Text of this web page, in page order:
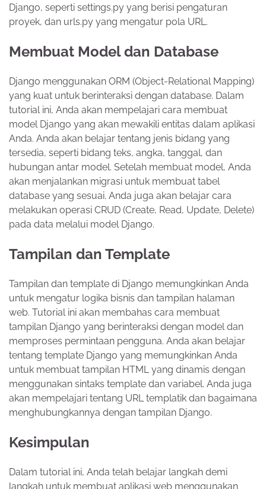
Django, seperti settings.py yang berisi pengaturan
proyek, dan urls.py yang mengatur pola URL.
Membuat Model dan Database
Django menggunakan ORM (Object-Relational Mapping)
yang kuat untuk berinteraksi dengan database. Dalam
tutorial ini, Anda akan mempelajari cara membuat
model Django yang akan mewakili entitas dalam aplikasi
Anda. Anda akan belajar tentang jenis bidang yang
tersedia, seperti bidang teks, angka, tanggal, dan
hubungan antar model. Setelah membuat model, Anda
akan menjalankan migrasi untuk membuat tabel
database yang sesuai. Anda juga akan belajar cara
melakukan operasi CRUD (Create, Read, Update, Delete)
pada data melalui model Django.
Tampilan dan Template
Tampilan dan template di Django memungkinkan Anda
untuk mengatur logika bisnis dan tampilan halaman
web. Tutorial ini akan membahas cara membuat
tampilan Django yang berinteraksi dengan model dan
memproses permintaan pengguna. Anda akan belajar
tentang template Django yang memungkinkan Anda
untuk membuat tampilan HTML yang dinamis dengan
menggunakan sintaks template dan variabel. Anda juga
akan mempelajari tentang URL templatik dan bagaimana
menghubungkannya dengan tampilan Django.
Kesimpulan
Dalam tutorial ini, Anda telah belajar langkah demi
langkah untuk membuat aplikasi web menggunakan